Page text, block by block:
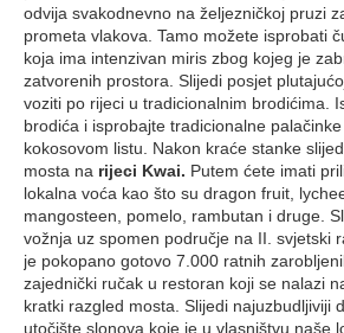
odvija svakodnevno na željezničkoj pruzi
prometa vlakova. Tamo možete isprobati
koja ima intenzivan miris zbog kojeg je
zatvorenih prostora. Slijedi posjet
voziti po rijeci u tradicionalnim brodićima.
brodića i isprobajte tradicionalne
kokosovom listu. Nakon kraće stanke
mosta na rijeci Kwai. Putem ćete imati
lokalna voća kao što su dragon fruit,
mangosteen, pomelo, rambutan i druge.
vožnja uz spomen područje na II. svjetski
je pokopano gotovo 7.000 ratnih
zajednički ručak u restoran koji se nalazi
kratki razgled mosta. Slijedi najuzbudljiviji
utočište slonova koje je u vlasništvu naše